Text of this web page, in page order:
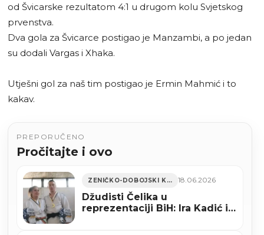
od Švicarske rezultatom 4:1 u drugom kolu Svjetskog
prvenstva.
Dva gola za Švicarce postigao je Manzambi, a po jedan
su dodali Vargas i Xhaka.
Utješni gol za naš tim postigao je Ermin Mahmić i to
kakav.
PREPORUČENO
Pročitajte i ovo
ZENIČKO-DOBOJSKI KANTON 18.06.2026
Džudisti Čelika u
reprezentaciji BiH: Ira Kadić i